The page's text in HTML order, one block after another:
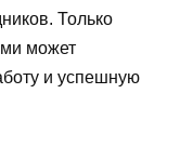
Только
может
и успешную